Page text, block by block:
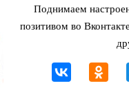
Поднимаем
позитивом во